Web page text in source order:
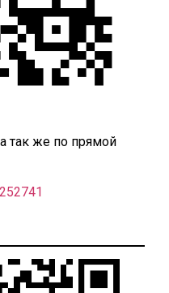
так же по прямой